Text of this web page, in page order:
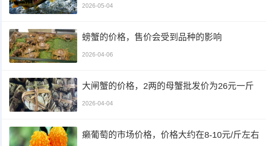
2026-05-04
螃蟹的价格，售价会受到品种的影响
2026-04-06
大闸蟹的价格，2两的母蟹批发价为26元一斤
2026-04-04
癞葡萄的市场价格，价格大约在8-10元/斤左右